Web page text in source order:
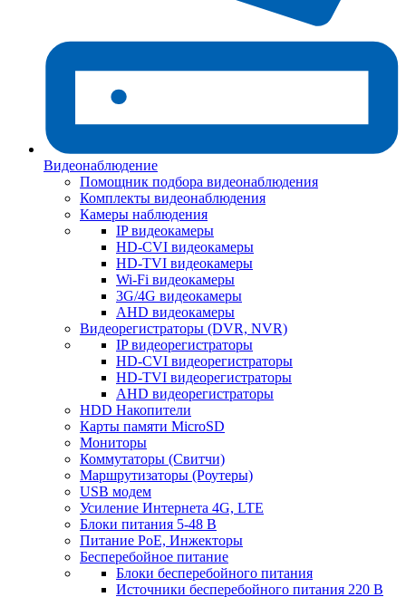
Видеонаблюдение
Помощник подбора видеонаблюдения
Комплекты видеонаблюдения
Камеры наблюдения
IP видеокамеры
HD-CVI видеокамеры
HD-TVI видеокамеры
Wi-Fi видеокамеры
3G/4G видеокамеры
AHD видеокамеры
Видеорегистраторы (DVR, NVR)
IP видеорегистраторы
HD-CVI видеорегистраторы
HD-TVI видеорегистраторы
AHD видеорегистраторы
HDD Накопители
Карты памяти MicroSD
Мониторы
Коммутаторы (Свитчи)
Маршрутизаторы (Роутеры)
USB модем
Усиление Интернета 4G, LTE
Блоки питания 5-48 В
Питание PoE, Инжекторы
Бесперебойное питание
Блоки бесперебойного питания
Источники бесперебойного питания 220 В